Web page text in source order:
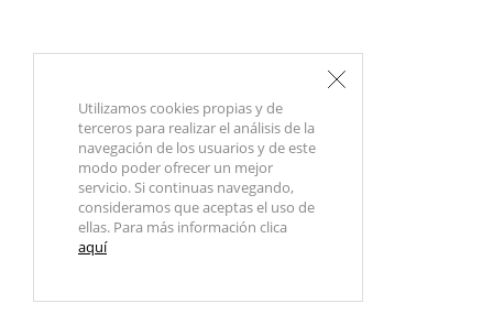
Utilizamos cookies propias y de
terceros para realizar el análisis de la
navegación de los usuarios y de este
modo poder ofrecer un mejor
servicio. Si continuas navegando,
consideramos que aceptas el uso de
ellas. Para más información clica
aquí